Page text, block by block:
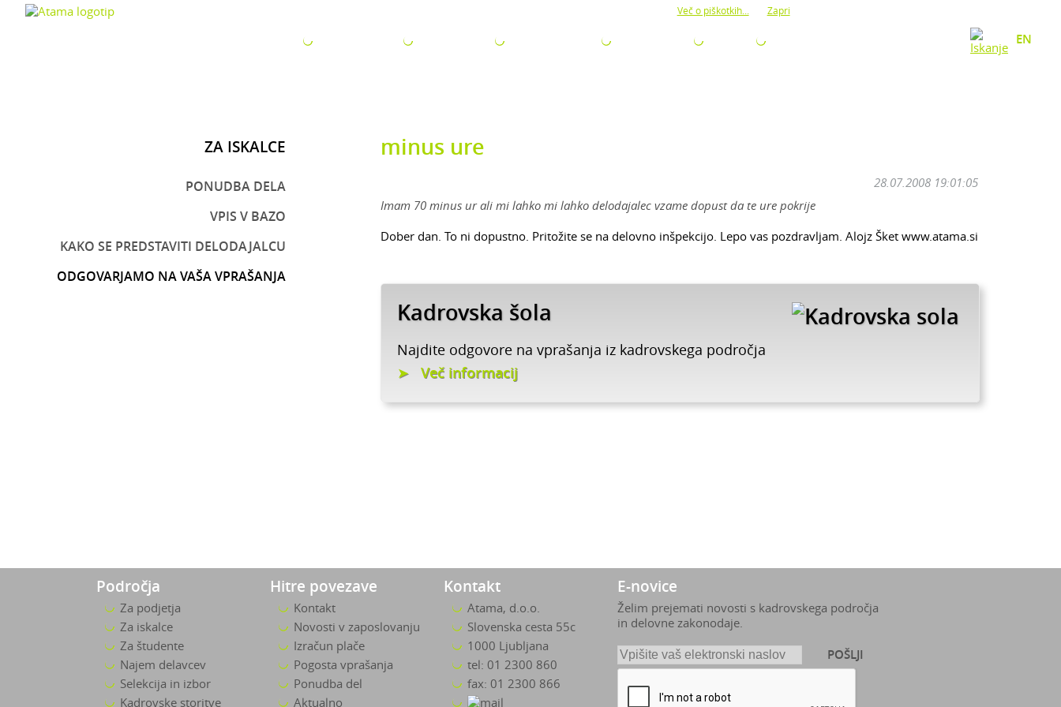
Več o piškotkih... Zapri
EN
ZA ISKALCE
PONUDBA DELA
VPIS V BAZO
KAKO SE PREDSTAVITI DELODAJALCU
ODGOVARJAMO NA VAŠA VPRAŠANJA
minus ure
28.07.2008 19:01:05
Imam 70 minus ur ali mi lahko mi lahko delodajalec vzame dopust da te ure pokrije
Dober dan. To ni dopustno. Pritožite se na delovno inšpekcijo. Lepo vas pozdravljam. Alojz Šket www.atama.si
Kadrovska šola
Najdite odgovore na vprašanja iz kadrovskega področja
Več informacij
Področja
Za podjetja
Za iskalce
Za študente
Najem delavcev
Selekcija in izbor
Kadrovske storitve
Hitre povezave
Kontakt
Novosti v zaposlovanju
Izračun plače
Pogosta vprašanja
Ponudba del
Aktualno
Kontakt
Atama, d.o.o.
Slovenska cesta 55c
1000 Ljubljana
tel: 01 2300 860
fax: 01 2300 866
E-novice
Želim prejemati novosti s kadrovskega področja
in delovne zakonodaje.
POŠLJI